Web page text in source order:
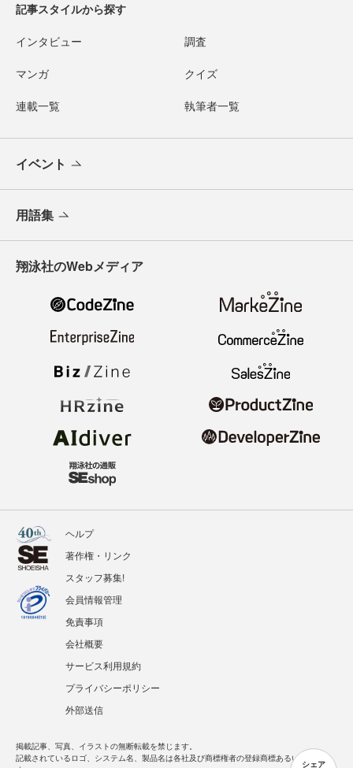
シェア
記事スタイルから探す
インタビュー 調査
マンガ クイズ
連載一覧 執筆者一覧
イベント
用語集
翔泳社のWebメディア
ヘルプ
著作権・リンク
スタッフ募集!
会員情報管理
免責事項
会社概要
サービス利用規約
プライバシーポリシー
外部送信
掲載記事、写真、イラストの無断転載を禁じます。
記載されているロゴ、システム名、製品名は各社及び商標権者の登録商標あるいは商標で